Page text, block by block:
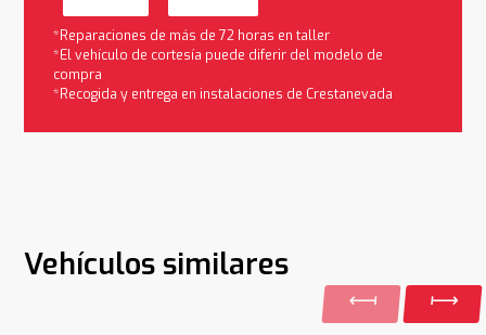
*Reparaciones de más de 72 horas en taller
*El vehículo de cortesía puede diferir del modelo de
compra
*Recogida y entrega en instalaciones de Crestanevada
Vehículos similares